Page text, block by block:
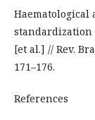
Haematological
standardization
[et al.] // Rev.
171–176.
References